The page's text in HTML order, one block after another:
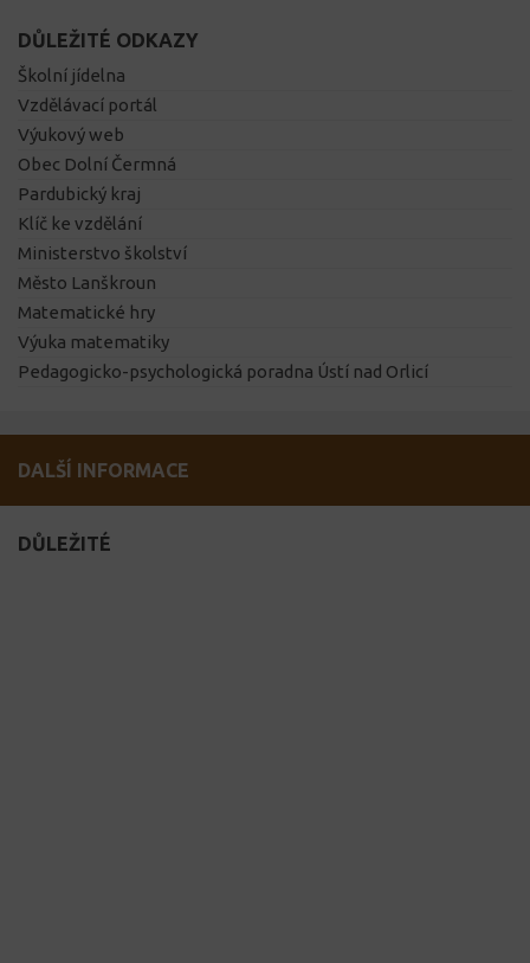
DŮLEŽITÉ ODKAZY
Školní jídelna
Vzdělávací portál
Výukový web
Obec Dolní Čermná
Pardubický kraj
Klíč ke vzdělání
Ministerstvo školství
Město Lanškroun
Matematické hry
Výuka matematiky
Pedagogicko-psychologická poradna Ústí nad Orlicí
DALŠÍ INFORMACE
DŮLEŽITÉ